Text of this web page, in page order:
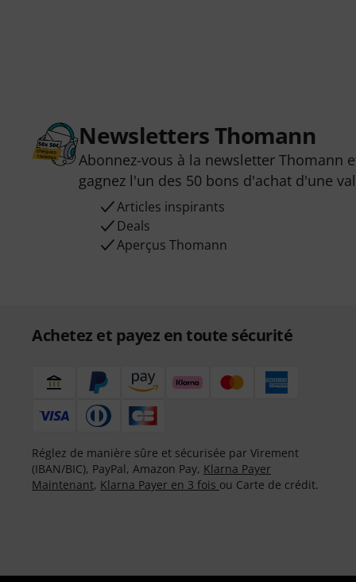
Newsletters Thomann
Abonnez-vous à la newsletter Thomann
gagnez l'un des 50 bons d'achat d'une
Articles inspirants
Deals
Aperçus Thomann
Achetez et payez en toute sécurité
Réglez de manière sûre et sécurisée par Virement
(IBAN/BIC), PayPal, Amazon Pay, Klarna Payer
Maintenant, Klarna Payer en 3 fois ou Carte de crédit.